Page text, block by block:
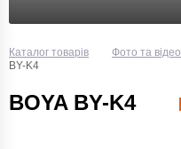
Каталог товарів Фото та відео
BY-K4
BOYA BY-K4